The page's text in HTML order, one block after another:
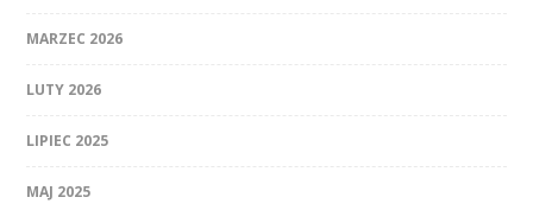
MARZEC 2026
LUTY 2026
LIPIEC 2025
MAJ 2025